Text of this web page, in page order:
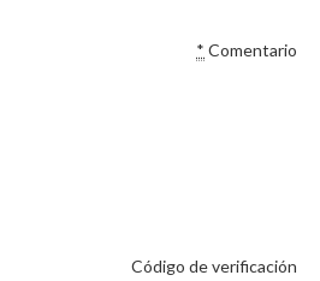
* Comentario
Código de verificación